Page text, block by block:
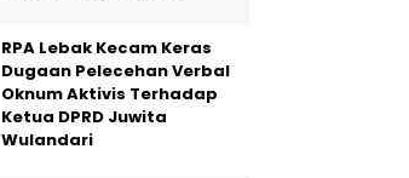
RPA Lebak Kecam Keras
Dugaan Pelecehan Verbal
Oknum Aktivis Terhadap
Ketua DPRD Juwita
Wulandari